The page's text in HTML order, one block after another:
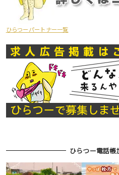
ひらつーパートナー一覧
ひらつー電話帳